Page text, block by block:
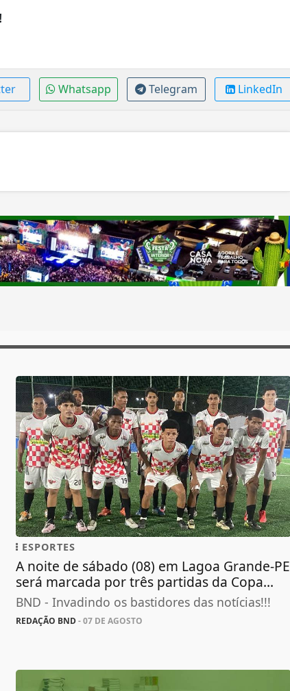
Whatsapp Telegram LinkedIn
ESPORTES
A noite de sábado (08) em Lagoa Grande-PE
será marcada por três partidas da Copa...
BND - Invadindo os bastidores das notícias!!!
REDAÇÃO BND- 07 DE AGOSTO